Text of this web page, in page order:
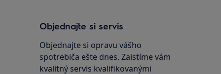
Objednajte si servis
Objednajte si opravu vášho
spotrebiča ešte dnes. Zaistíme vám
kvalitný servis kvalifikovanými